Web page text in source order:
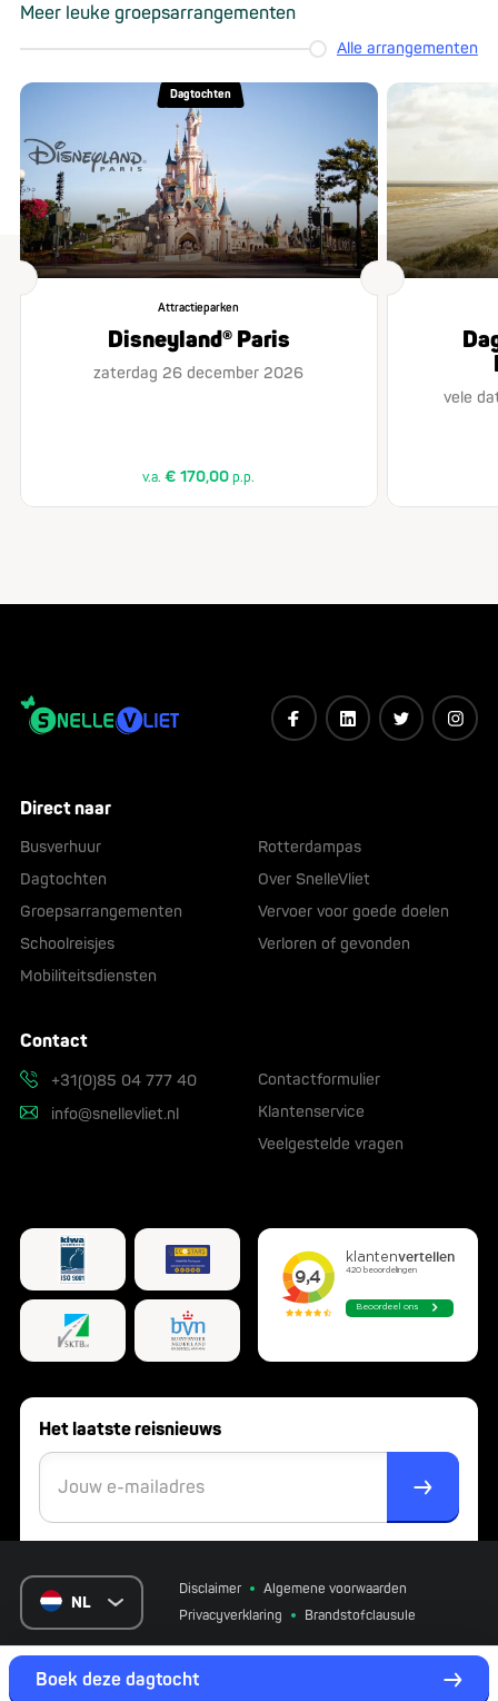
Boek deze dagtocht
Meer leuke groepsarrangementen
Alle arrangementen
Dagtochten
Attractieparken
Disneyland® Paris
zaterdag 26 december 2026
v.a.€ 170,00 p.p.
vele
Direct naar
Busverhuur
Dagtochten
Groepsarrangementen
Schoolreisjes
Mobiliteitsdiensten
Rotterdampas
Over SnelleVliet
Vervoer voor goede doelen
Verloren of gevonden
Contact
+31(0)85 04 777 40
info@snellevliet.nl
Contactformulier
Klantenservice
Veelgestelde vragen
Het laatste reisnieuws
NL
Disclaimer
Algemene voorwaarden
Privacyverklaring
Brandstofclausule
Website by